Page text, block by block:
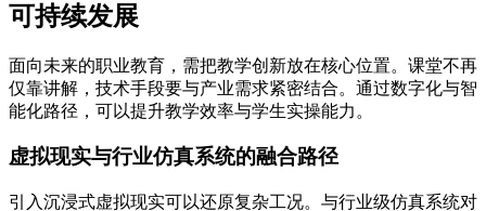
可持续发展
面向未来的职业教育，需把教学创新放在核心位置。课堂不再
仅靠讲解，技术手段要与产业需求紧密结合。通过数字化与智
能化路径，可以提升教学效率与学生实操能力。
虚拟现实与行业仿真系统的融合路径
引入沉浸式虚拟现实可以还原复杂工况。与行业级仿真系统对